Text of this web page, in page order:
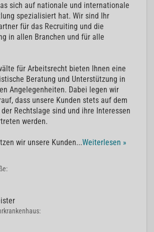
sich auf nationale und internationale
spezialisiert hat. Wir sind Ihr
für das Recruiting und die
in allen Branchen und für alle
für Arbeitsrecht bieten Ihnen eine
Beratung und Unterstützung in
Angelegenheiten. Dabei legen wir
dass unsere Kunden stets auf dem
Rechtslage sind und ihre Interessen
werden.
wir unsere Kunden...Weiterlesen »